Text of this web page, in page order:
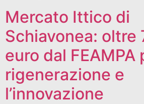
Mercato Ittico di
Schiavonea: oltre
euro dal FEAMPA
rigenerazione e
l’innovazione